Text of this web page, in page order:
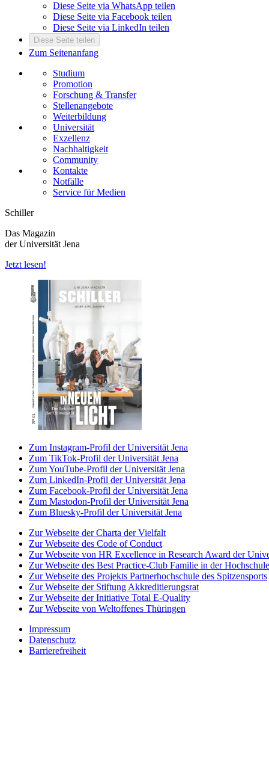
Diese Seite via WhatsApp teilen
Diese Seite via Facebook teilen
Diese Seite via LinkedIn teilen
Diese Seite teilen
Zum Seitenanfang
Studium
Promotion
Forschung & Transfer
Stellenangebote
Weiterbildung
Universität
Exzellenz
Nachhaltigkeit
Community
Kontakte
Notfälle
Service für Medien
Schiller
Das Magazin
der Universität Jena
Jetzt lesen!
Zum Instagram-Profil der Universität Jena
Zum TikTok-Profil der Universität Jena
Zum YouTube-Profil der Universität Jena
Zum LinkedIn-Profil der Universität Jena
Zum Facebook-Profil der Universität Jena
Zum Mastodon-Profil der Universität Jena
Zum Bluesky-Profil der Universität Jena
Zur Webseite der Charta der Vielfalt
Zur Webseite des Code of Conduct
Zur Webseite von HR Excellence in Research Award der
Zur Webseite des Best Practice-Club Familie in der Hochschule
Zur Webseite des Projekts Partnerhochschule des Spitzensports
Zur Webseite der Stiftung Akkreditierungsrat
Zur Webseite der Initiative Total E-Quality
Zur Webseite von Weltoffenes Thüringen
Impressum
Datenschutz
Barrierefreiheit